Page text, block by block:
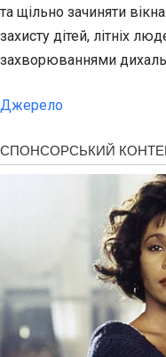
та щільно зачиняти
захисту дітей, літніх
захворюваннями
Джерело